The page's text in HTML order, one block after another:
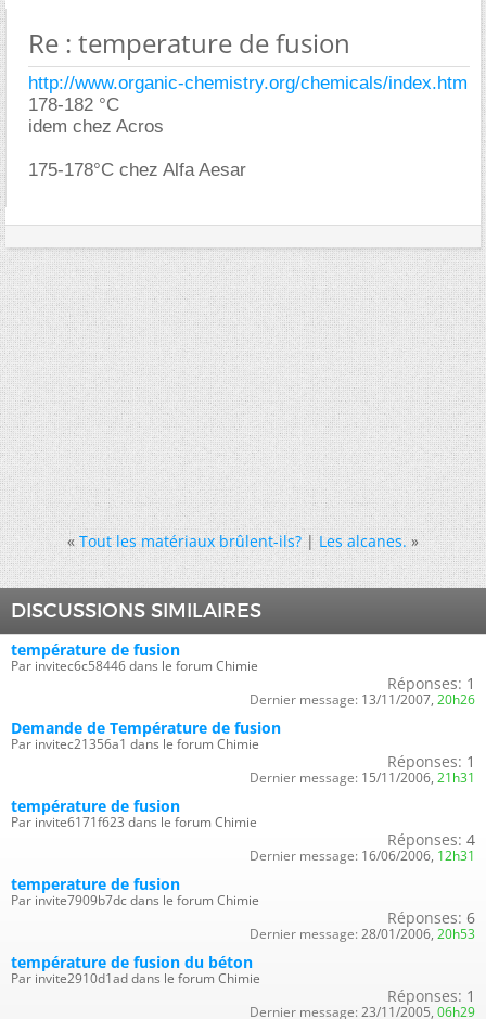
Re : temperature de fusion
http://www.organic-chemistry.org/chemicals/index.htm
178-182 °C
idem chez Acros
175-178°C chez Alfa Aesar
« Tout les matériaux brûlent-ils?|Les alcanes. »
DISCUSSIONS SIMILAIRES
température de fusion
Par invitec6c58446 dans le forum Chimie
Réponses: 1
Dernier message: 13/11/2007, 20h26
Demande de Température de fusion
Par invitec21356a1 dans le forum Chimie
Réponses: 1
Dernier message: 15/11/2006, 21h31
température de fusion
Par invite6171f623 dans le forum Chimie
Réponses: 4
Dernier message: 16/06/2006, 12h31
temperature de fusion
Par invite7909b7dc dans le forum Chimie
Réponses: 6
Dernier message: 28/01/2006, 20h53
température de fusion du béton
Par invite2910d1ad dans le forum Chimie
Réponses: 1
Dernier message: 23/11/2005, 06h29